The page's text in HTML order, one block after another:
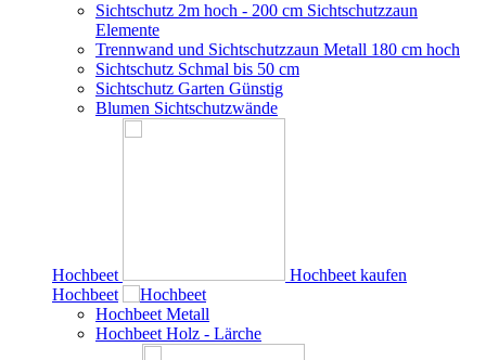
Sichtschutz 2m hoch - 200 cm Sichtschutzzaun
Elemente
Trennwand und Sichtschutzzaun Metall 180 cm hoch
Sichtschutz Schmal bis 50 cm
Sichtschutz Garten Günstig
Blumen Sichtschutzwände
Hochbeet
Hochbeet kaufen
Hochbeet
Hochbeet Metall
Hochbeet Holz - Lärche